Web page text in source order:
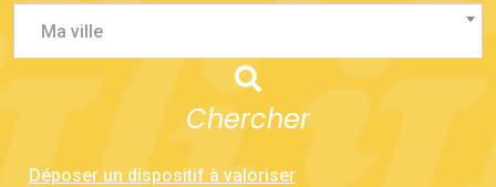
Ma ville
Chercher
Déposer un dispositif à valoriser